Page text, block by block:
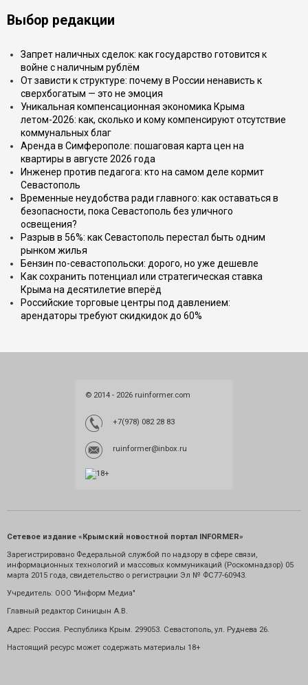
Выбор редакции
Запрет наличных сделок: как государство готовится к
войне с наличным рублём
От зависти к структуре: почему в России ненависть к
сверхбогатым — это не эмоция
Уникальная компенсационная экономика Крыма
летом-2026: как, сколько и кому компенсируют отсутствие
коммунальных благ
Аренда в Симферополе: пошаговая карта цен на
квартиры в августе 2026 года
Инженер против педагога: кто на самом деле кормит
Севастополь
Временные неудобства ради главного: как оставаться в
безопасности, пока Севастополь без уличного
освещения?
Разрыв в 56%: как Севастополь перестал быть одним
рынком жилья
Бензин по-севастопольски: дорого, но уже дешевле
Как сохранить потенциал или стратегическая ставка
Крыма на десятилетие вперёд
Российские торговые центры под давлением:
арендаторы требуют скидкидок до 60%
© 2014 - 2026 ruinformer.com
+7(978) 082 28 83
ruinformer@inbox.ru
Сетевое издание «Крымский новостной портал INFORMER»
Зарегистрировано Федеральной службой по надзору в сфере связи,
информационных технологий и массовых коммуникаций (Роскомнадзор) 05
марта 2015 года, свидетельство о регистрации Эл № ФС77-60943.
Учредитель: ООО "Информ Медиа"
Главный редактор Синицын А.В.
Адрес: Россия. Республика Крым. 299053. Севастополь, ул. Руднева 26.
Настоящий ресурс может содержать материалы 18+